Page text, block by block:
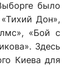
было
Дон»,
«Бой с
Здесь
Киева для